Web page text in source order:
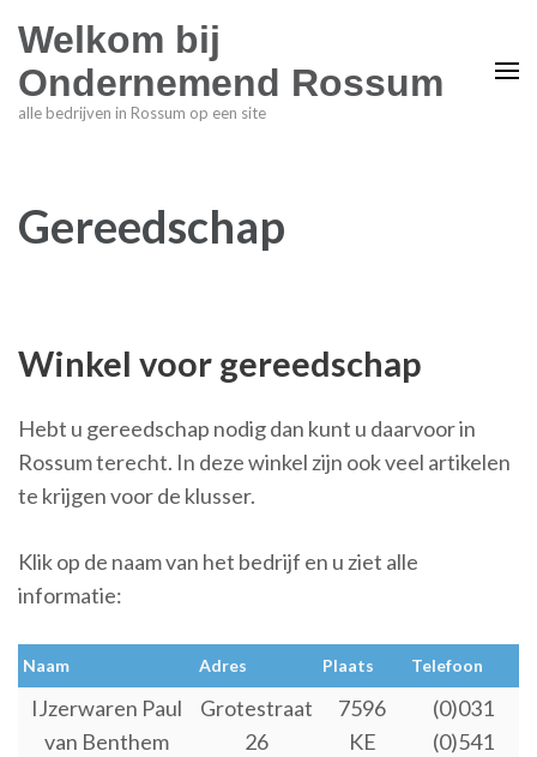
Welkom bij
Ondernemend Rossum
alle bedrijven in Rossum op een site
Gereedschap
Winkel voor gereedschap
Hebt u gereedschap nodig dan kunt u daarvoor in
Rossum terecht. In deze winkel zijn ook veel artikelen
te krijgen voor de klusser.
Klik op de naam van het bedrijf en u ziet alle
informatie:
Naam Adres Plaats Telefoon
IJzerwaren Paul
van Benthem
Grotestraat
26
7596
KE
(0)031
(0)541